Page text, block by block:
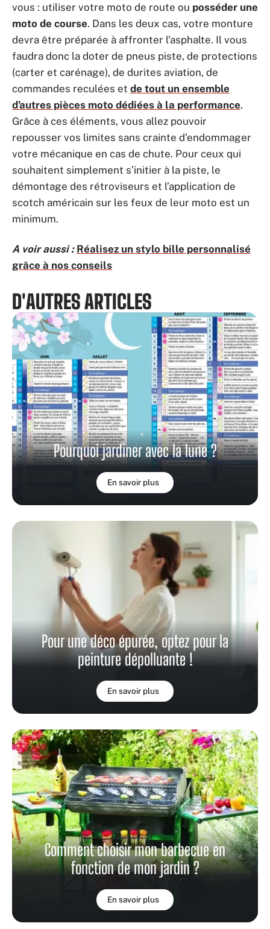
vous : utiliser votre moto de route ou posséder une
moto de course. Dans les deux cas, votre monture
devra être préparée à affronter l’asphalte. Il vous
faudra donc la doter de pneus piste, de protections
(carter et carénage), de durites aviation, de
commandes reculées et de tout un ensemble
d’autres pièces moto dédiées à la performance.
Grâce à ces éléments, vous allez pouvoir
repousser vos limites sans crainte d’endommager
votre mécanique en cas de chute. Pour ceux qui
souhaitent simplement s’initier à la piste, le
démontage des rétroviseurs et l’application de
scotch américain sur les feux de leur moto est un
minimum.
A voir aussi : Réalisez un stylo bille personnalisé
grâce à nos conseils
D'AUTRES ARTICLES
Pourquoi jardiner avec la lune ?
En savoir plus
Pour une déco épurée, optez pour la
peinture dépolluante !
En savoir plus
Comment choisir mon barbecue en
fonction de mon jardin ?
En savoir plus